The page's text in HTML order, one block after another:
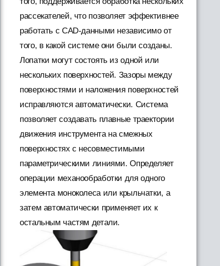
рассекателей, что позволяет эффективнее
работать с CAD-данными независимо от
того, в какой системе они были созданы.
Лопатки могут состоять из одной или
нескольких поверхностей. Зазоры между
поверхностями и наложения поверхностей
исправляются автоматически. Система
позволяет создавать плавные траектории
движения инструмента на смежных
поверхностях с несовместимыми
параметрическими линиями. Определяет
операции механообработки для одного
элемента моноколеса или крыльчатки, а
затем автоматически применяет их к
остальным частям детали.